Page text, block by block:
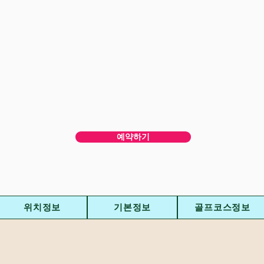
예약하기
위치정보 기본정보 골프코스정보